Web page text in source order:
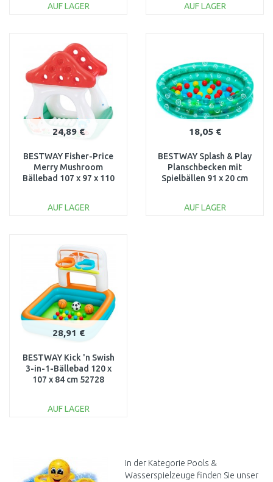
AUF LAGER
Vergleichen
AUF LAGER
24,89 €
BESTWAY Fisher-Price
Merry Mushroom
Bällebad 107 x 97 x 110
AUF LAGER
Vergleichen
18,05 €
BESTWAY Splash & Play
Planschbecken mit
Spielbällen 91 x 20 cm
AUF LAGER
28,91 €
BESTWAY Kick 'n Swish
3-in-1-Bällebad 120 x
107 x 84 cm 52728
AUF LAGER
Vergleichen
In der Kategorie Pools &
Wasserspielzeuge finden Sie unser